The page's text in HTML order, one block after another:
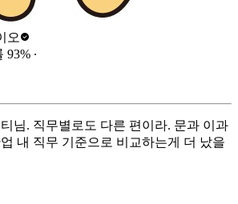
오
93% ∙
님. 직무별로도 다른 편이라. 문과 이과
내 직무 기준으로 비교하는게 더 났을